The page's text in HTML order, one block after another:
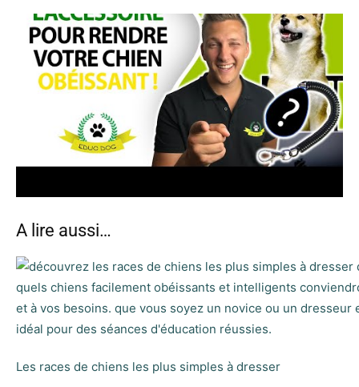
A lire aussi…
Les races de chiens les plus simples à dresser